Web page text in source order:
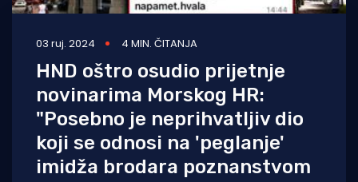
03 ruj. 2024 4 MIN. ČITANJA
HND oštro osudio prijetnje
novinarima Morskog HR:
"Posebno je neprihvatljiv dio
koji se odnosi na 'peglanje'
imidža brodara poznanstvom